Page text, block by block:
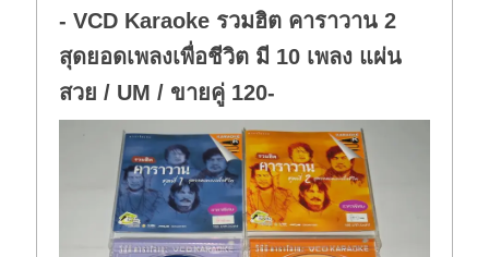
- VCD Karaoke รวมฮิต คาราวาน 2
สุดยอดเพลงเพื่อชีวิต มี 10 เพลง แผ่น
สวย / UM / ขายคู่ 120-